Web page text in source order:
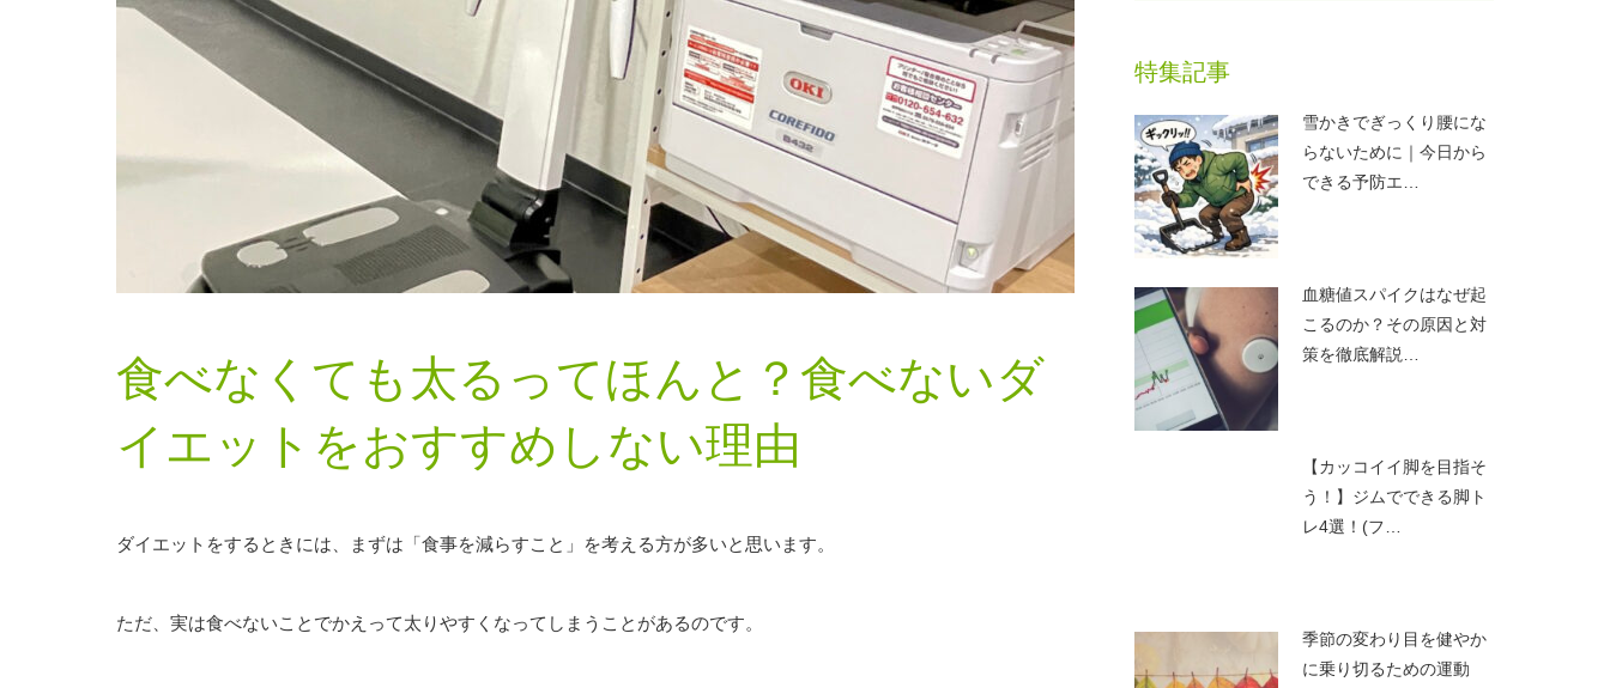
食べなくても太るってほんと？食べないダ
イエットをおすすめしない理由
ダイエットをするときには、まずは「食事を減らすこと」を考える方が多いと思います。
ただ、実は食べないことでかえって太りやすくなってしまうことがあるのです。
特集記事
雪かきでぎっくり腰にな
らないために｜今日から
できる予防エ…
血糖値スパイクはなぜ起
こるのか？その原因と対
策を徹底解説…
【カッコイイ脚を目指そ
う！】ジムでできる脚ト
レ4選！(フ…
季節の変わり目を健やか
に乗り切るための運動